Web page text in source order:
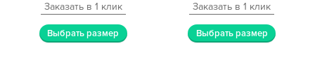
Заказать в 1 клик
Выбрать размер
Заказать в 1 клик
Выбрать размер